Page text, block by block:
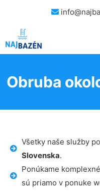
Obruba
Všetky naše služby
Slovenska.
Ponúkame
sú priamo v ponuke